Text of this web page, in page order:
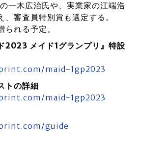
一木広治氏や、実業家の江端浩
、審査員特別賞も選定する。
られる予定。
2023 メイド1グランプリ』特設
maid-1gp2023
トの詳細
maid-1gp2023
guide